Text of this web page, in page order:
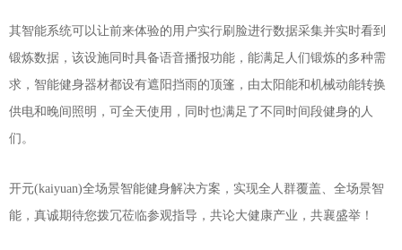
其智能系统可以让前来体验的用户实行刷脸进行数据采集并实时看到
锻炼数据，该设施同时具备语音播报功能，能满足人们锻炼的多种需
求，智能健身器材都设有遮阳挡雨的顶篷，由太阳能和机械动能转换
供电和晚间照明，可全天使用，同时也满足了不同时间段健身的人
们。
开元(kaiyuan)全场景智能健身解决方案，实现全人群覆盖、全场景智
能，真诚期待您拨冗莅临参观指导，共论大健康产业，共襄盛举！